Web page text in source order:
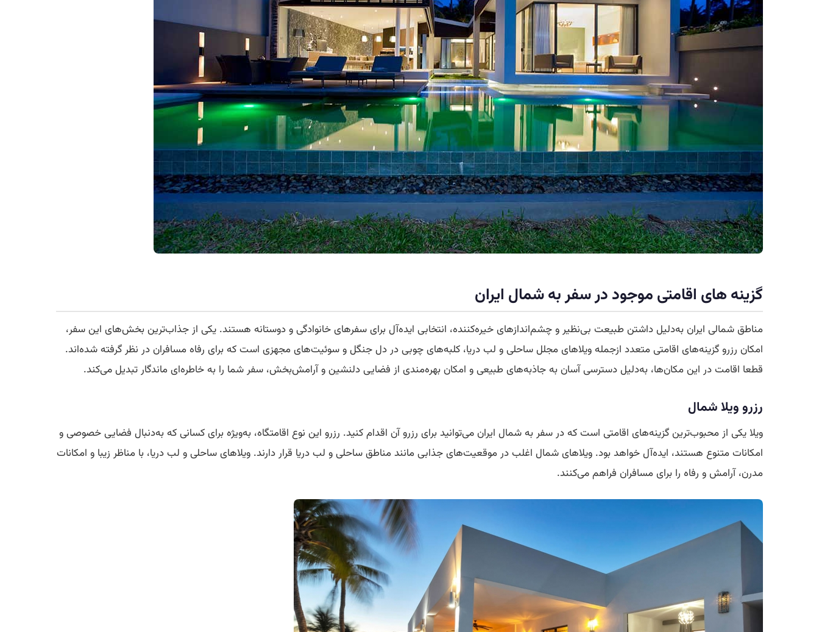
گزینه های اقامتی موجود در سفر به شمال ایران
مناطق شمالی ایران به‌دلیل داشتن طبیعت بی‌نظیر و چشم‌اندازهای خیره‌کننده، انتخابی ایده‌آل برای سفرهای خانوادگی و دوستانه هستند. یکی از جذاب‌ترین بخش‌های این سفر،
امکان رزرو گزینه‌های اقامتی متعدد ازجمله ویلاهای مجلل ساحلی و لب دریا، کلبه‌های چوبی در دل جنگل و سوئیت‌های مجهزی است که برای رفاه مسافران در نظر گرفته شده‌اند.
قطعا اقامت در این مکان‌ها، به‌دلیل دسترسی آسان به جاذبه‌های طبیعی و امکان بهره‌مندی از فضایی دلنشین و آرامش‌بخش، سفر شما را به خاطره‌ای ماندگار تبدیل می‌کند.
رزرو ویلا شمال
ویلا یکی از محبوب‌ترین گزینه‌های اقامتی است که در سفر به شمال ایران می‌توانید برای رزرو آن اقدام کنید. رزرو این نوع اقامتگاه، به‌ویژه برای کسانی که به‌دنبال فضایی خصوصی و
امکانات متنوع هستند، ایده‌آل خواهد بود. ویلاهای شمال اغلب در موقعیت‌های جذابی مانند مناطق ساحلی و لب دریا قرار دارند. ویلاهای ساحلی و لب دریا، با مناظر زیبا و امکانات
مدرن، آرامش و رفاه را برای مسافران فراهم می‌کنند.